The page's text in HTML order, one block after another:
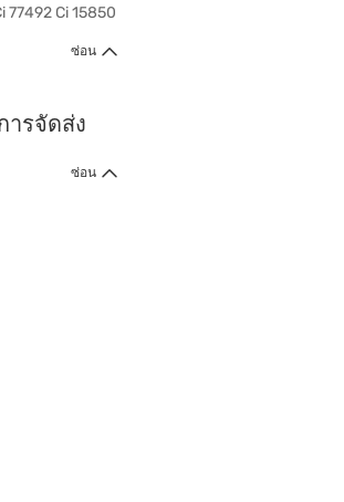
77492 Ci 15850
ซ่อน
ารจัดส่ง
ซ่อน